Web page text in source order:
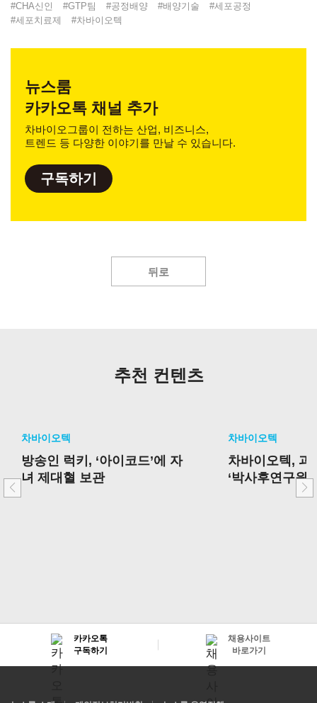
#CHA신인 #GTP팀 #공정배양 #배양기술 #세포공정
#세포치료제 #차바이오텍
뉴스룸
카카오톡 채널 추가
차바이오그룹이 전하는 산업, 비즈니스,
트렌드 등 다양한 이야기를 만날 수 있습니다.
구독하기
뒤로
추천 컨텐츠
차바이오텍
방송인 럭키, ‘아이코드’에 자
녀 제대혈 보관
차바이오텍
차바이오텍,
‘박사후연구원
카카오톡
구독하기
채용사이트
바로가기